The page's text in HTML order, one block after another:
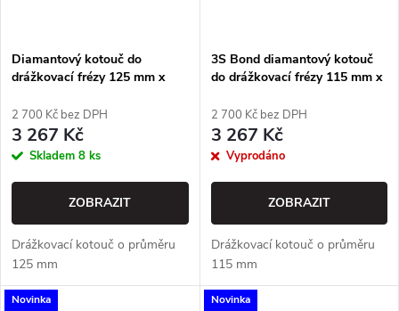
Diamantový kotouč do
drážkovací frézy 125 mm x
2 700 Kč bez DPH
3 267 Kč
Skladem 8 ks
ZOBRAZIT
Drážkovací kotouč o průměru
125 mm
3S Bond diamantový kotouč
do drážkovací frézy 115 mm x
2 700 Kč bez DPH
3 267 Kč
Vyprodáno
ZOBRAZIT
Drážkovací kotouč o průměru
115 mm
Novinka Novinka